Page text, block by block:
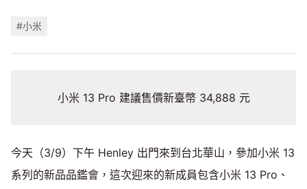
#小米
小米 13 Pro 建議售價新臺幣 34,888 元
今天（3/9）下午 Henley 出門來到台北華山，參加小米 13
系列的新品品鑑會，這次迎來的新成員包含小米 13 Pro、